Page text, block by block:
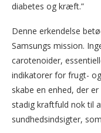
diabetes og kræft.”
Denne erkendelse
Samsungs mission.
carotenoider,
indikatorer for frugt-
skabe en enhed, der
stadig kraftfuld nok til
sundhedsindsigter,